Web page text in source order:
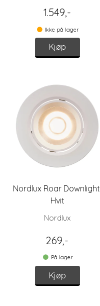
1.549,-
Ikke på lager
Kjøp
Nordlux Roar Downlight,
Hvit
Nordlux
269,-
På lager
Kjøp